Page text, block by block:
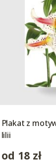
Plakat z
lilii
od 18 zł